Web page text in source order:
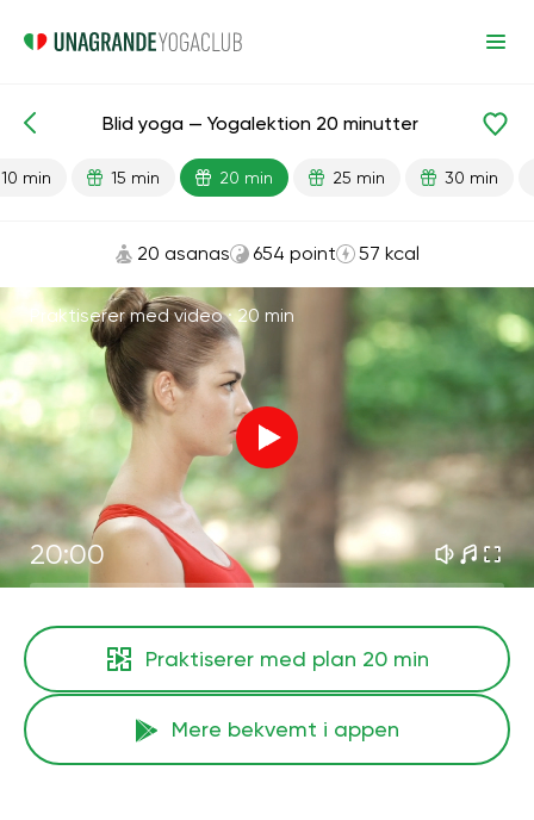
Færdiglavede lektioner Begyndelse Fleksibilitet
Blid yoga — Yogalektion 20 minutter
10 min 15 min 20 min 25 min 30 min
20 asanas 654 point 57 kcal
Praktiserer med video ·20 min
20:00
Praktiserer med plan 20 min
Mere bekvemt i appen